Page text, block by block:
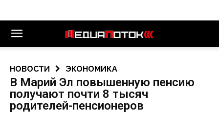
НОВОСТИ ЭКОНОМИКА
В Марий Эл повышенную пенсию
получают почти 8 тысяч
родителей-пенсионеров